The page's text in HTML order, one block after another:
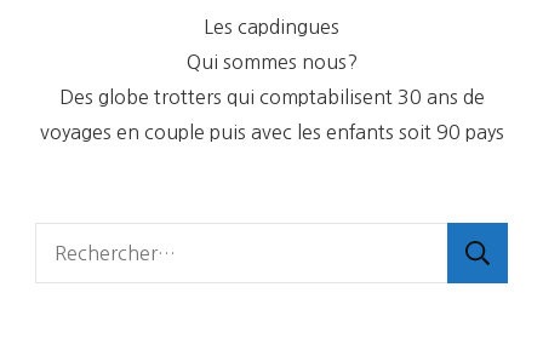
Les capdingues
Qui sommes nous?
Des globe trotters qui comptabilisent 30 ans de
voyages en couple puis avec les enfants soit 90 pays